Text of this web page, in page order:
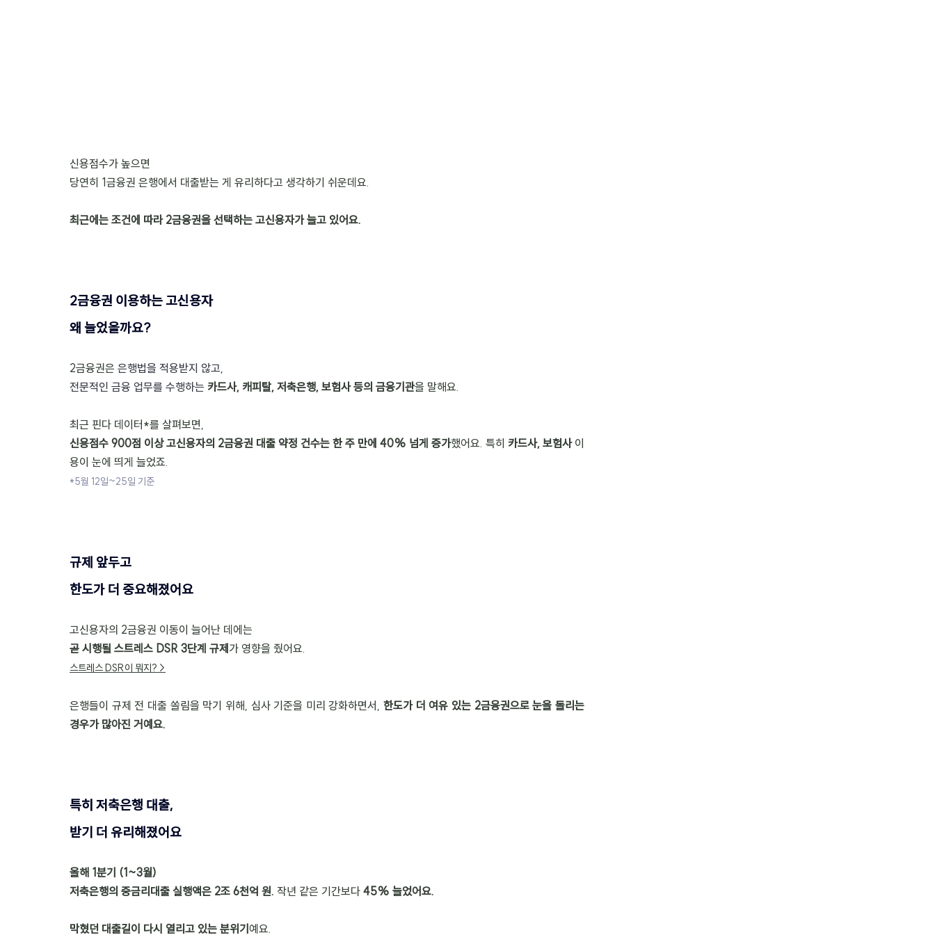
신용점수가 높으면
당연히 1금융권 은행에서 대출받는 게 유리하다고 생각하기 쉬운데요.
최근에는 조건에 따라 2금융권을 선택하는 고신용자가 늘고 있어요.
2금융권 이용하는 고신용자
왜 늘었을까요?
2금융권은 은행법을 적용받지 않고,
전문적인 금융 업무를 수행하는 카드사, 캐피탈, 저축은행, 보험사 등의 금융기관을 말해요.
최근 핀다 데이터*를 살펴보면,
신용점수 900점 이상 고신용자의 2금융권 대출 약정 건수는 한 주 만에 40% 넘게 증가했어요. 특히 카드사, 보험사 이
용이 눈에 띄게 늘었죠.
*5월 12일~25일 기준
규제 앞두고
한도가 더 중요해졌어요
고신용자의 2금융권 이동이 늘어난 데에는
곧 시행될 스트레스 DSR 3단계 규제 가 영향을 줬어요.
스트레스 DSR이 뭐지? >
은행들이 규제 전 대출 쏠림을 막기 위해, 심사 기준을 미리 강화하면서, 한도가 더 여유 있는 2금융권으로 눈을 돌리는
경우가 많아진 거예요.
특히 저축은행 대출,
받기 더 유리해졌어요
올해 1분기 (1~3월)
저축은행의 중금리대출 실행액은 2조 6천억 원. 작년 같은 기간보다 45% 늘었어요.
막혔던 대출길이 다시 열리고 있는 분위기 예요.